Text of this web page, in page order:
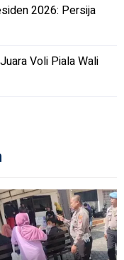
2026: Persija
Voli Piala Wali